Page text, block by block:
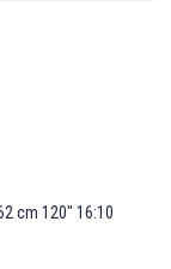
cm 120" 16:10